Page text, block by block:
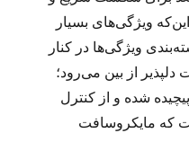
ویژگی‌های بسیار
ویژگی‌ها در کنار
از بین می‌رود؛
شده و از کنترل
که مایکروسافت